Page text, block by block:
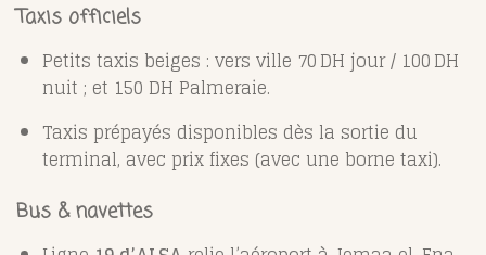
Taxis officiels
Petits taxis beiges : vers ville 70 DH jour / 100 DH
nuit ; et 150 DH Palmeraie.
Taxis prépayés disponibles dès la sortie du
terminal, avec prix fixes (avec une borne taxi).
Bus & navettes